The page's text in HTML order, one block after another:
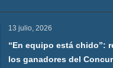
13 julio, 2026
“En equipo está chido”:
los ganadores del